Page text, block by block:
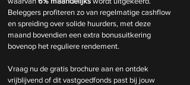
Beleggers profiteren zo van regelmatige cashflow
en spreiding over solide huurders, met deze
maand bovendien een extra bonusuitkering
bovenop het reguliere rendement.
Vraag nu de gratis brochure aan en ontdek
vrijblijvend of dit vastgoedfonds past bij jouw